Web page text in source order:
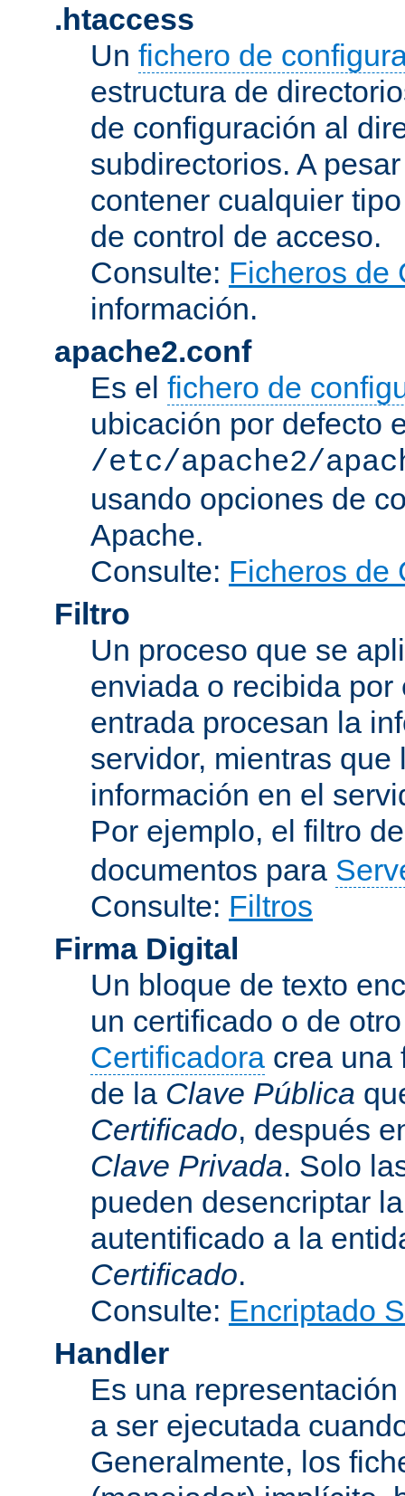
.htaccess
Un fichero de
estructura de
de configuración al
subdirectorios. A
contener cualquier
de control de acceso.
Consulte: Ficheros de
información.
apache2.conf
Es el fichero de
ubicación por defecto
/etc/apache2/
usando opciones de
Apache.
Consulte: Ficheros de
Filtro
Un proceso que se
enviada o recibida
entrada procesan la
servidor, mientras
información en el
Por ejemplo, el filtro
documentos para
Consulte: Filtros
Firma Digital
Un bloque de texto
un certificado o de
Certificadora crea una
de la Clave Pública
Certificado, después
Clave Privada. Solo
pueden desencriptar
autentificado a la
Certificado.
Consulte: Encriptado
Handler
Es una
a ser ejecutada
Generalmente, los